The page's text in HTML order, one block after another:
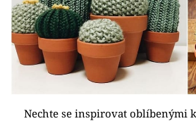
Nechte se inspirovat oblíbenými